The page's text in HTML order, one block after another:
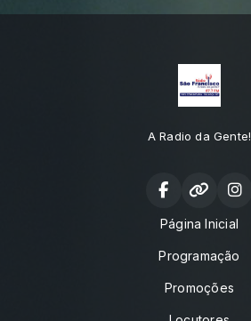
A Radio da Gente!
Página Inicial
Programação
Promoções